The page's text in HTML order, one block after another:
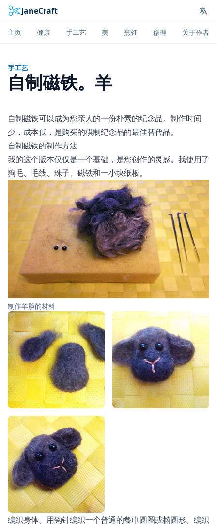
JaneCraft
主页 健康 手工艺 美 烹饪 修理 关于作者
手工艺
自制磁铁。羊
自制磁铁可以成为您亲人的一份朴素的纪念品。制作时间
少，成本低，是购买的模制纪念品的最佳替代品。
自制磁铁的制作方法
我的这个版本仅仅是一个基础，是您创作的灵感。我使用了
狗毛、毛线、珠子、磁铁和一小块纸板。
制作羊脸的材料
编织身体。用钩针编织一个普通的餐巾圆圈或椭圆形。编织